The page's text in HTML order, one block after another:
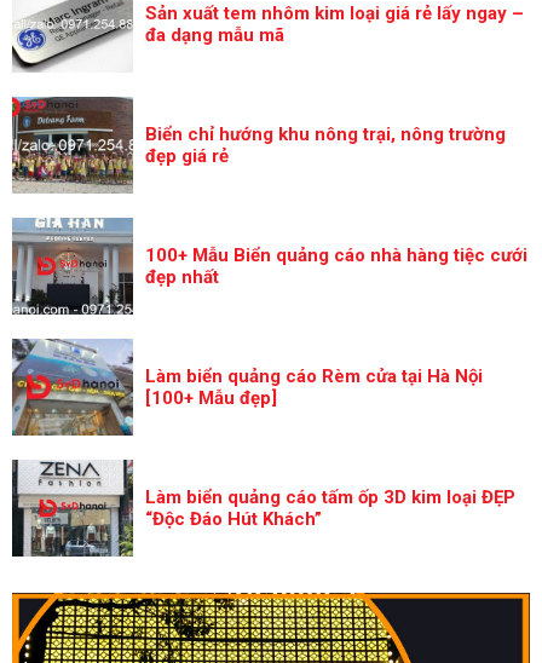
Sản xuất tem nhôm kim loại giá rẻ lấy ngay –
đa dạng mẫu mã
Biển chỉ hướng khu nông trại, nông trường
đẹp giá rẻ
100+ Mẫu Biển quảng cáo nhà hàng tiệc cưới
đẹp nhất
Làm biển quảng cáo Rèm cửa tại Hà Nội
[100+ Mẫu đẹp]
Làm biển quảng cáo tấm ốp 3D kim loại ĐẸP
“Độc Đáo Hút Khách”